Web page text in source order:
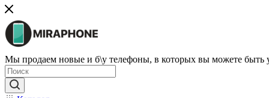
Мы продаем новые и б\у телефоны, в которых вы можете быть